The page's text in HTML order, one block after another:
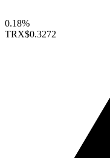
0.18%
TRX$0.3272